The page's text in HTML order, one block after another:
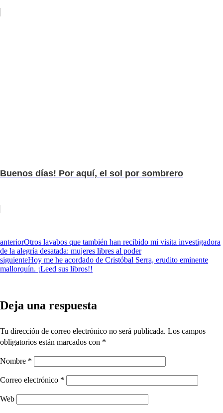
Buenos días! Por aquí, el sol por sombrero
anteriorOtros lavabos que también han recibido mi visita investigadora
de la alegría desatada: mujeres libres al poder
siguienteHoy me he acordado de Cristóbal Serra, erudito eminente
mallorquín. ¡Leed sus libros!!
Deja una respuesta
Tu dirección de correo electrónico no será publicada. Los campos
obligatorios están marcados con *
Nombre *
Correo electrónico *
Web